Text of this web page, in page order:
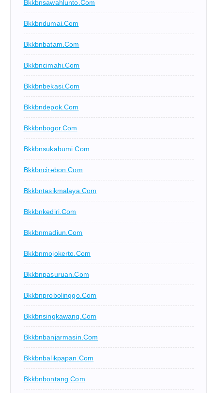
Bkkbnsawahlunto.com
Bkkbndumai.com
Bkkbnbatam.com
Bkkbncimahi.com
Bkkbnbekasi.com
Bkkbndepok.com
Bkkbnbogor.com
Bkkbnsukabumi.com
Bkkbncirebon.com
Bkkbntasikmalaya.com
Bkkbnkediri.com
Bkkbnmadiun.com
Bkkbnmojokerto.com
Bkkbnpasuruan.com
Bkkbnprobolinggo.com
Bkkbnsingkawang.com
Bkkbnbanjarmasin.com
Bkkbnbalikpapan.com
Bkkbnbontang.com